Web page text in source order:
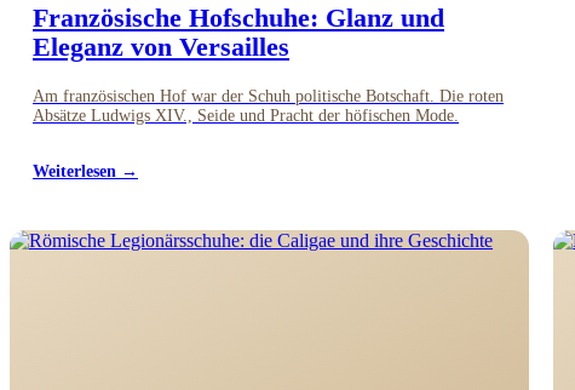
Französische Hofschuhe: Glanz und
Eleganz von Versailles
Am französischen Hof war der Schuh politische Botschaft. Die roten
Absätze Ludwigs XIV., Seide und Pracht der höfischen Mode.
Weiterlesen →